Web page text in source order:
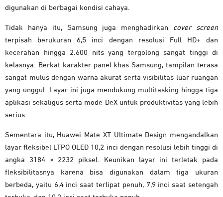
digunakan di berbagai kondisi cahaya.
Tidak hanya itu, Samsung juga menghadirkan cover screen
terpisah berukuran 6,5 inci dengan resolusi Full HD+ dan
kecerahan hingga 2.600 nits yang tergolong sangat tinggi di
kelasnya. Berkat karakter panel khas Samsung, tampilan terasa
sangat mulus dengan warna akurat serta visibilitas luar ruangan
yang unggul. Layar ini juga mendukung multitasking hingga tiga
aplikasi sekaligus serta mode DeX untuk produktivitas yang lebih
serius.
Sementara itu, Huawei Mate XT Ultimate Design mengandalkan
layar fleksibel LTPO OLED 10,2 inci dengan resolusi lebih tinggi di
angka 3184 × 2232 piksel. Keunikan layar ini terletak pada
fleksibilitasnya karena bisa digunakan dalam tiga ukuran
berbeda, yaitu 6,4 inci saat terlipat penuh, 7,9 inci saat setengah